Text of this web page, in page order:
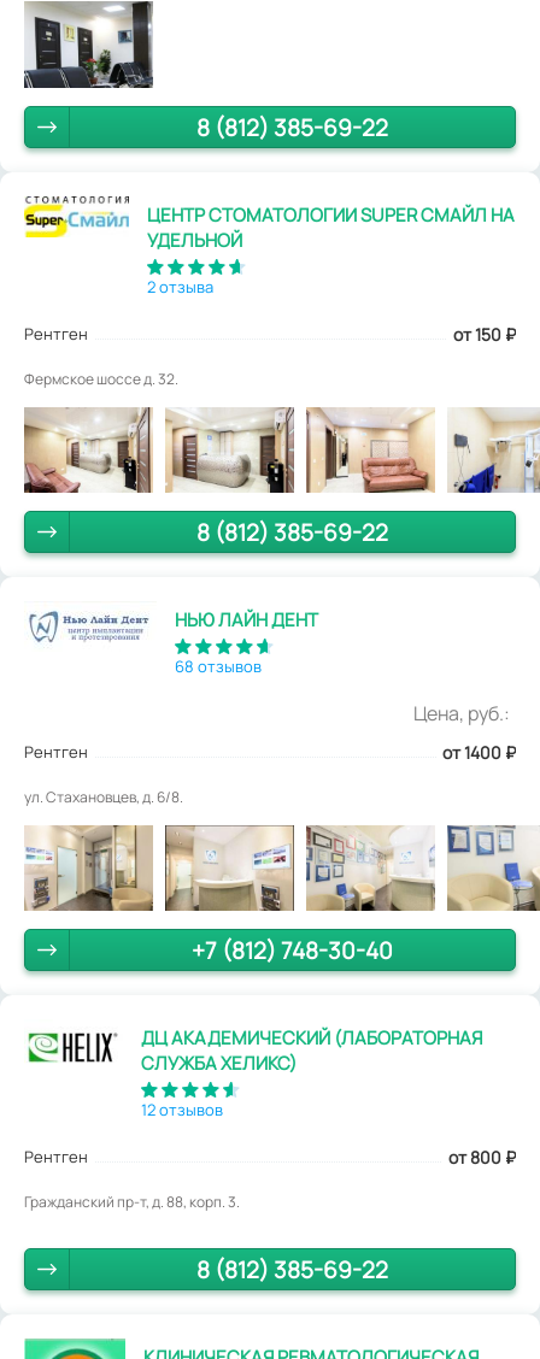
8 (812) 385-69-22
ЦЕНТР СТОМАТОЛОГИИ SUPER СМАЙЛ НА
УДЕЛЬНОЙ
2 отзыва
Рентген от 150 ₽
Фермское шоссе д. 32.
8 (812) 385-69-22
НЬЮ ЛАЙН ДЕНТ
68 отзывов
Цена, руб.:
Рентген от 1400 ₽
ул. Стахановцев, д. 6/8.
+7 (812) 748-30-40
ДЦ АКАДЕМИЧЕСКИЙ (ЛАБОРАТОРНАЯ
СЛУЖБА ХЕЛИКС)
12 отзывов
Рентген от 800 ₽
Гражданский пр-т, д. 88, корп. 3.
8 (812) 385-69-22